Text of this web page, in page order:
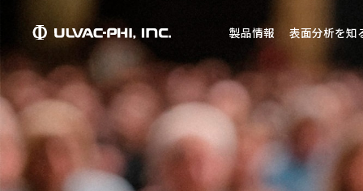
製品情報 表面分析を知